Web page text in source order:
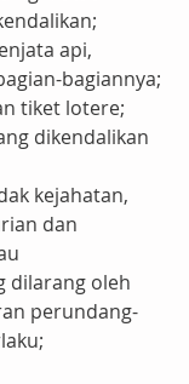
api,
bagiannya;
tiket lotere;
dikendalikan
kejahatan,
dan
dilarang oleh
perundang-